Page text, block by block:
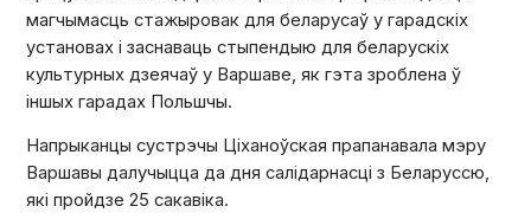
магчымасць стажыровак для беларусаў у гарадскіх
установах і заснаваць стыпендыю для беларускіх
культурных дзеячаў у Варшаве, як гэта зроблена ў
іншых гарадах Польшчы.
Напрыканцы сустрэчы Ціханоўская прапанавала мэру
Варшавы далучыцца да дня салідарнасці з Беларуссю,
які пройдзе 25 сакавіка.